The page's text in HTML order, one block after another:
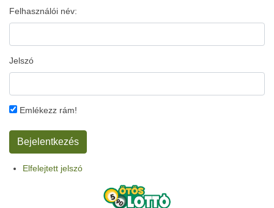
Felhasználói név:
Jelszó
Emlékezz rám!
Elfelejtett jelszó